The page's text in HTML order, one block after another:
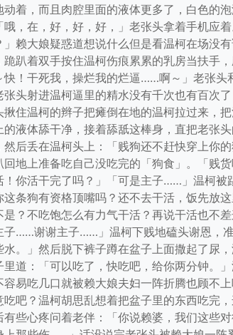
动着，而且肉腔里面的液体更多了，白色的
，在，好，好，好，」老张头拿着手机应
赖大娘疑惑道想说什么但是看温柯在场没
趴着双手按住温柯伤痕累累的乳房当扶手
快！干死我，操烂我的烂逼……啊～」老张
头射进温柯逼里的精水没有千次也有百次
住温柯的辫子把瘫倒在地的温柯拉过来，
液体舔干净，接着舔舐这棒身，直把老张
然后丢在温柯头上：「贱狗还不赶快穿上你
地上准备吃自己没吃完的「狗食」。「贱
！你活干完了吗？」「可是主子……」温柯
条狗有资格顶嘴吗？还不去干活，饭先放
是？不吃饱怎么有力气干活？再说干活也不
子……谢谢主子……」温柯下贱地磕头谢恩，
。」然后脱下裤子蹲在盆子上面撒起了尿
道：「可以吃了，快吃吧，给你两分钟。
易吃几口就被赖大娘夫妇一阵折腾也顾不
吧？温柯胡思乱想着把盆子里的东西吃完
有些心疼问着老伴：「你说赖婆，我们这些